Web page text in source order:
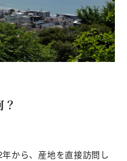
から、産地を直接訪問し